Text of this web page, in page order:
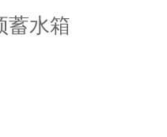
蓄水箱